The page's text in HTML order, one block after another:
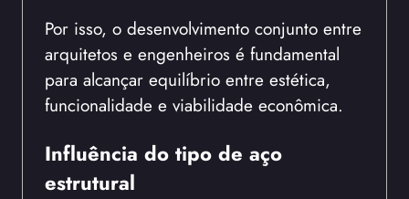
Por isso, o desenvolvimento conjunto entre
arquitetos e engenheiros é fundamental
para alcançar equilíbrio entre estética,
funcionalidade e viabilidade econômica.
Influência do tipo de aço
estrutural